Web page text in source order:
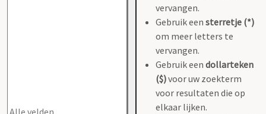
vervangen.
Gebruik een sterretje (*)
om meer letters te
vervangen.
Gebruik een dollarteken
($)voor uw zoekterm
voor resultaten die op
elkaar lijken.